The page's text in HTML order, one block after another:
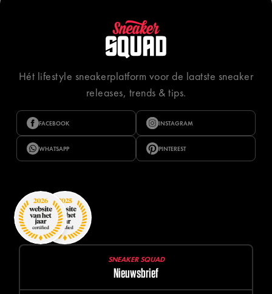
Hét lifestyle sneakerplatform voor de laatste sneaker
releases, trends & tips.
FACEBOOK INSTAGRAM
WHATSAPP PINTEREST
SNEAKER SQUAD
Nieuwsbrief